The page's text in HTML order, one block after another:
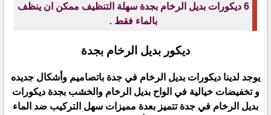
6 ديكورات بديل الرخام بجدة سهلة التنظيف ممكن ان ينظف
بالماء فقط .
ديكور بديل الرخام بجدة
يوجد لدينا ديكورات بديل الرخام في جدة باتصاميم وأشكال جديده
و تخفيضات خيالية في الواح بديل الرخام والخشب بجدة ديكورات
بديل الرخام في جدة تتميز بعدة مميزات سهل التركيب ضد الماء